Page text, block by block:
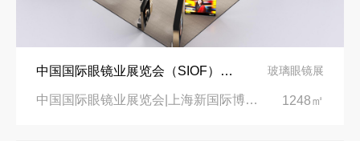
中国国际眼镜业展览会（SIOF）‌展台设计搭建-眼镜业巨头依视路陆逊梯卡 玻璃眼镜展
中国国际眼镜业展览会|上海新国际博览中心‌ 1248㎡